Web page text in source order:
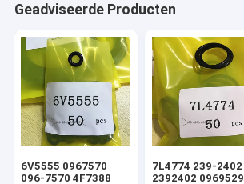
Geadviseerde Producten
6V5555 0967570
096-7570 4F7388
7L4774 239-2402
2392402 0969529